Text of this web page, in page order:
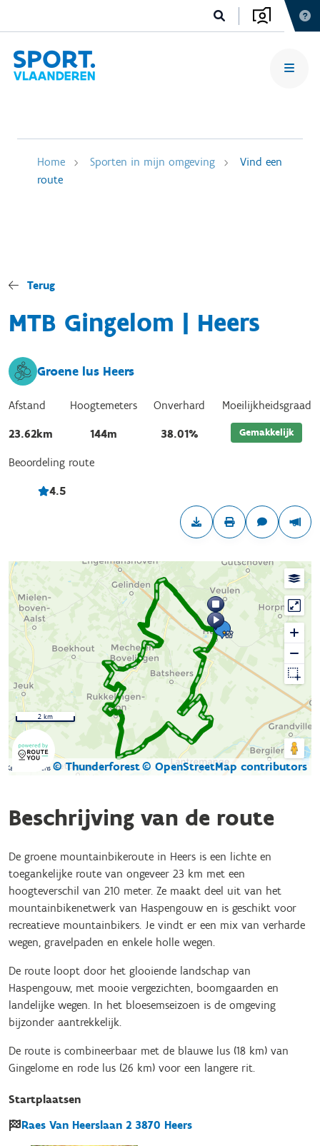
Home Sporten in mijn omgeving
Vind een
route
Terug
MTB Gingelom | Heers
Groene lus Heers
Afstand
23.62km
Hoogtemeters
144m
Onverhard
38.01%
Moeilijkheidsgraad
Gemakkelijk
Beoordeling route
4.5
Kaartgegevens © Thunderforest© OpenStreetMap contributors
2 km
Beschrijving van de route
De groene mountainbikeroute in Heers is een lichte en
toegankelijke route van ongeveer 23 km met een
hoogteverschil van 210 meter. Ze maakt deel uit van het
mountainbikenetwerk van Haspengouw en is geschikt voor
recreatieve mountainbikers. Je vindt er een mix van verharde
wegen, gravelpaden en enkele holle wegen.
De route loopt door het glooiende landschap van
Haspengouw, met mooie vergezichten, boomgaarden en
landelijke wegen. In het bloesemseizoen is de omgeving
bijzonder aantrekkelijk.
De route is combineerbaar met de blauwe lus (18 km) van
Gingelome en rode lus (26 km) voor een langere rit.
Startplaatsen
Raes Van Heerslaan 2 3870 Heers